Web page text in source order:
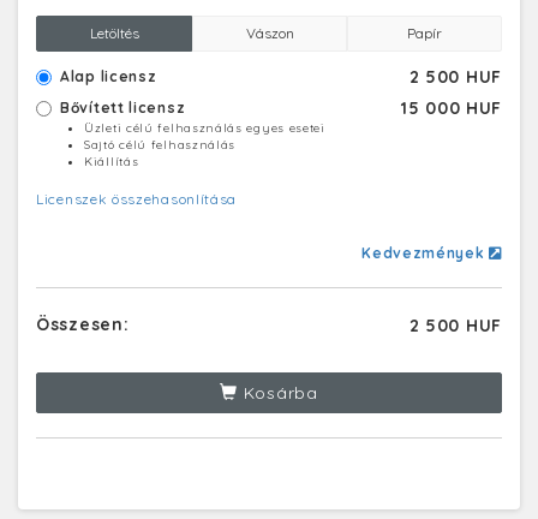
Letöltés Vászon Papír
Alap licensz 2 500 HUF
Bővített licensz 15 000 HUF
Üzleti célú felhasználás egyes esetei
Sajtó célú felhasználás
Kiállítás
Licenszek összehasonlítása
Kedvezmények
Összesen: 2 500 HUF
Kosárba